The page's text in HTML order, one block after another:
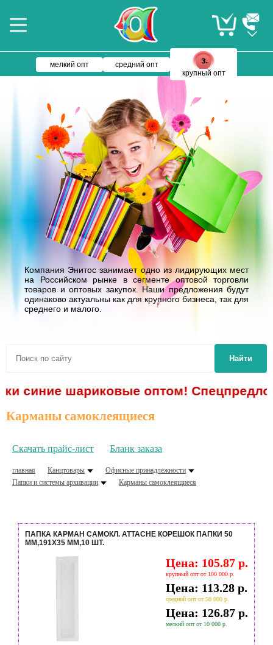
мелкий опт
средний опт
крупный опт
Компания Энитос занимает одно из лидирующих мест
на Российском рынке в сегменте оптовой торговли
товаров и оптовых закупок. Наши предложения будут
одинаково актуальны как для крупного бизнеса, так для
среднего и малого.
Найти
синие шариковые оптом!
Карманы самоклеящиеся
Скачать прайс-лист Бланк заказа
главная Канцтовары
Офисные принадлежности
Папки и системы архивации
Карманы самоклеящиеся
ПАПКА КАРМАН САМОКЛ. ATTACHE КОРЕШОК ПАПКИ 50
ММ,191Х35 ММ,10 ШТ.
Цена: 105.87 р.
крупный опт от 100 000 р.
Цена: 113.28 р.
средний опт от 50 000 р.
Цена: 126.87 р.
мелкий опт от 10 000 р.